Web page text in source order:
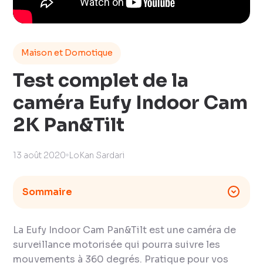
Maison et Domotique
Test complet de la
caméra Eufy Indoor Cam
2K Pan&Tilt
13 août 2020 LoKan Sardari
Sommaire
La Eufy Indoor Cam Pan&Tilt est une caméra de
surveillance motorisée qui pourra suivre les
mouvements à 360 degrés. Pratique pour vos